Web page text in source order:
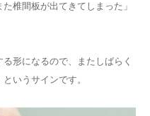
椎間板が出てきてしまった」
形になるので、またしばらく
いうサインです。